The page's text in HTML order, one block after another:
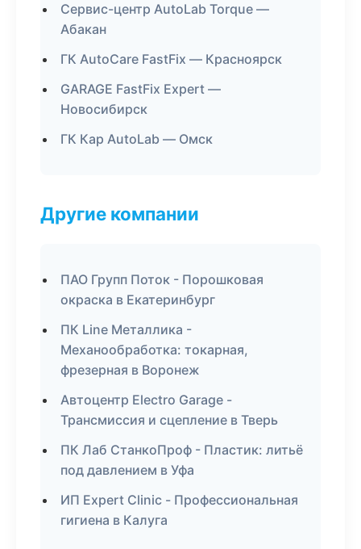
Сервис-центр AutoLab Torque —
Абакан
ГК AutoCare FastFix — Красноярск
GARAGE FastFix Expert —
Новосибирск
ГК Кар AutoLab — Омск
Другие компании
ПАО Групп Поток - Порошковая
окраска в Екатеринбург
ПК Line Металлика -
Механообработка: токарная,
фрезерная в Воронеж
Автоцентр Electro Garage -
Трансмиссия и сцепление в Тверь
ПК Лаб СтанкоПроф - Пластик: литьё
под давлением в Уфа
ИП Expert Clinic - Профессиональная
гигиена в Калуга